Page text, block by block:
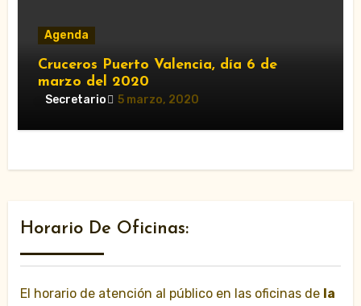
Agenda
Cruceros Puerto Valencia, día 6 de
marzo del 2020
Secretario 5 marzo, 2020
Horario De Oficinas:
El horario de atención al público en las oficinas de la